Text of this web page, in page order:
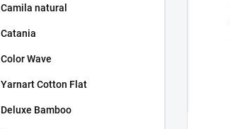
Camila natural
Catania
Color Wave
Yarnart Cotton Flat
Deluxe Bamboo